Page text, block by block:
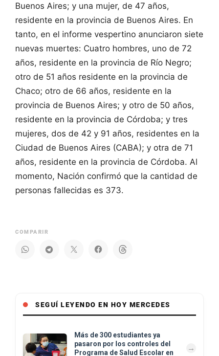
Buenos Aires; y una mujer, de 47 años,
residente en la provincia de Buenos Aires. En
tanto, en el informe vespertino anunciaron siete
nuevas muertes: Cuatro hombres, uno de 72
años, residente en la provincia de Río Negro;
otro de 51 años residente en la provincia de
Chaco; otro de 66 años, residente en la
provincia de Buenos Aires; y otro de 50 años,
residente en la provincia de Córdoba; y tres
mujeres, dos de 42 y 91 años, residentes en la
Ciudad de Buenos Aires (CABA); y otra de 71
años, residente en la provincia de Córdoba. Al
momento, Nación confirmó que la cantidad de
personas fallecidas es 373.
COMPARIR
SEGUÍ LEYENDO EN HOY MERCEDES
Más de 300 estudiantes ya
pasaron por los controles del
Programa de Salud Escolar en